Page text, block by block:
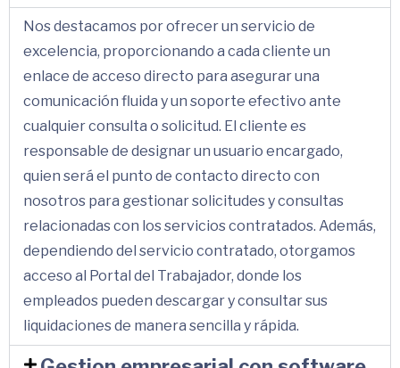
Nos destacamos por ofrecer un servicio de
excelencia, proporcionando a cada cliente un
enlace de acceso directo para asegurar una
comunicación fluida y un soporte efectivo ante
cualquier consulta o solicitud. El cliente es
responsable de designar un usuario encargado,
quien será el punto de contacto directo con
nosotros para gestionar solicitudes y consultas
relacionadas con los servicios contratados. Además,
dependiendo del servicio contratado, otorgamos
acceso al Portal del Trabajador, donde los
empleados pueden descargar y consultar sus
liquidaciones de manera sencilla y rápida.